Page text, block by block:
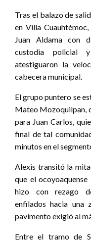
Tras el balazo de
en Villa
Juan Aldama con
custodia policial
atestiguaron la
cabecera municipal.
El grupo puntero se
Mateo Mozoquilpan,
para Juan Carlos,
final de tal
minutos en el
Alexis transitó la
que el
hizo con rezago
enfilados hacia una
pavimento exigió al
Entre el tramo de